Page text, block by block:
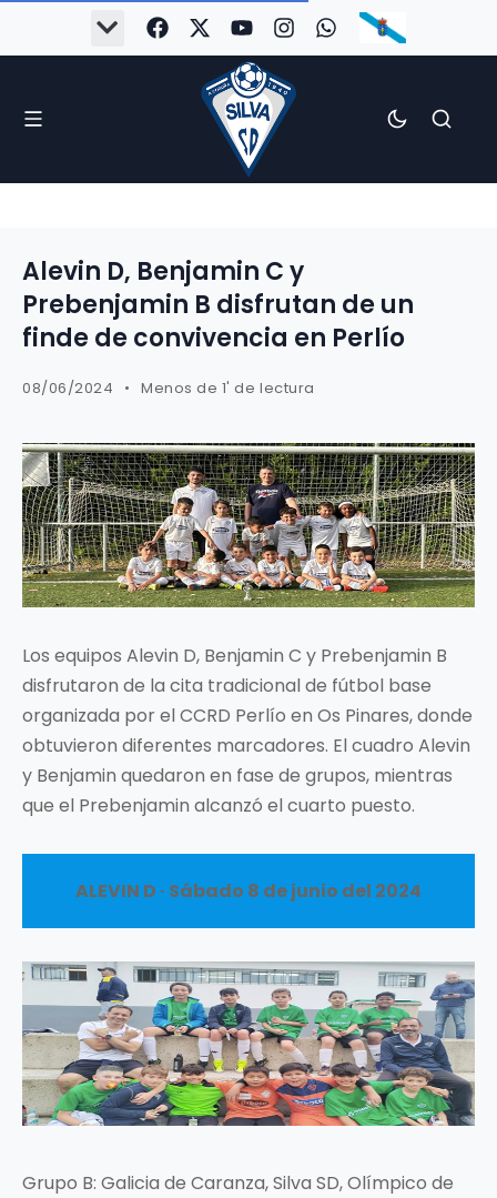
Alevin D, Benjamin C y
Prebenjamin B disfrutan de un
finde de convivencia en Perlío
08/06/2024 Menos de 1' de lectura
Los equipos Alevin D, Benjamin C y Prebenjamin B
disfrutaron de la cita tradicional de fútbol base
organizada por el CCRD Perlío en Os Pinares, donde
obtuvieron diferentes marcadores. El cuadro Alevin
y Benjamin quedaron en fase de grupos, mientras
que el Prebenjamin alcanzó el cuarto puesto.
ALEVIN D · Sábado 8 de junio del 2024
Grupo B: Galicia de Caranza, Silva SD, Olímpico de